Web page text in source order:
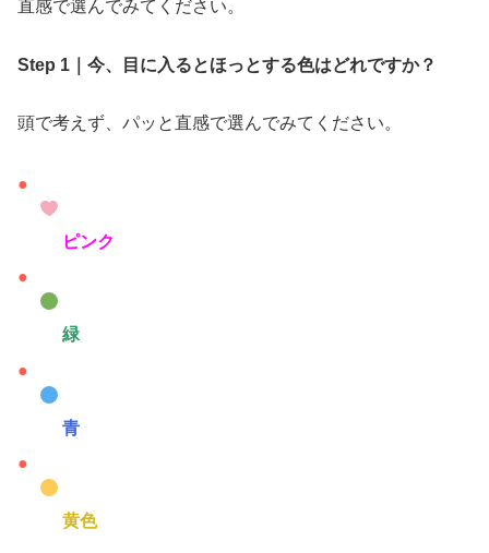
直感で選んでみてください。
Step 1｜今、目に入るとほっとする色はどれですか？
頭で考えず、パッと直感で選んでみてください。
ピンク
緑
青
黄色